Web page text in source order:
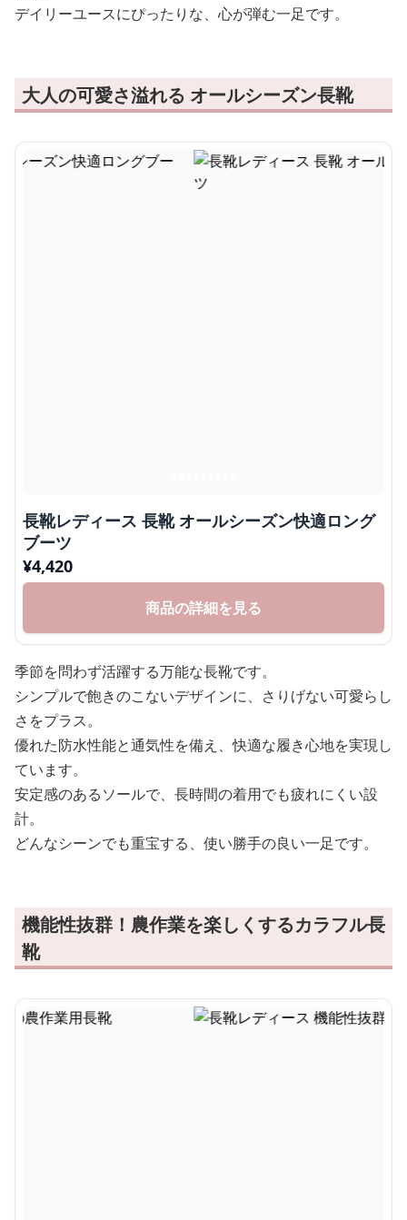
デイリーユースにぴったりな、心が弾む一足です。
大人の可愛さ溢れる オールシーズン長靴
長靴レディース 長靴 オールシーズン快適ロング
ブーツ
¥4,420
商品の詳細を見る
季節を問わず活躍する万能な長靴です。
シンプルで飽きのこないデザインに、さりげない可愛らし
さをプラス。
優れた防水性能と通気性を備え、快適な履き心地を実現し
ています。
安定感のあるソールで、長時間の着用でも疲れにくい設
計。
どんなシーンでも重宝する、使い勝手の良い一足です。
機能性抜群！農作業を楽しくするカラフル長
靴